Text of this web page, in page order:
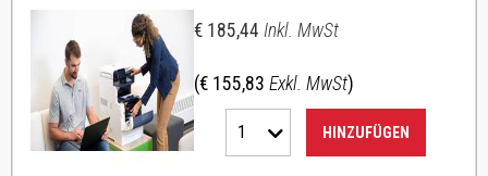
€ 185,44 Inkl. MwSt
(€ 155,83 Exkl. MwSt)
1 HINZUFÜGEN